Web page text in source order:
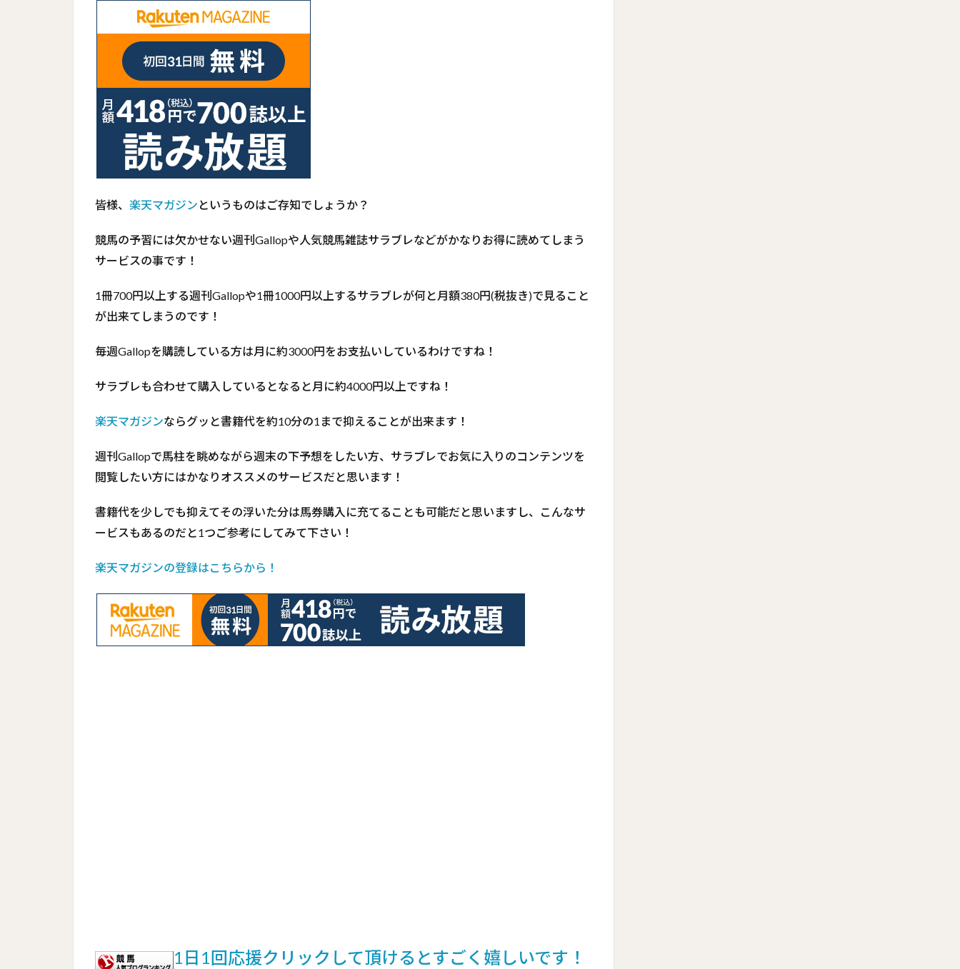
皆様、 楽天マガジン というものはご存知でしょうか？
競馬の予習には欠かせない週刊Gallopや人気競馬雑誌サラブレなどがかなりお得に読めてしまう
サービスの事です！
1冊700円以上する週刊Gallopや1冊1000円以上するサラブレが何と月額380円(税抜き)で見ること
が出来てしまうのです！
毎週Gallopを購読している方は月に約3000円をお支払いしているわけですね！
サラブレも合わせて購入しているとなると月に約4000円以上ですね！
楽天マガジンならグッと書籍代を約10分の1まで抑えることが出来ます！
週刊Gallopで馬柱を眺めながら週末の下予想をしたい方、サラブレでお気に入りのコンテンツを
閲覧したい方にはかなりオススメのサービスだと思います！
書籍代を少しでも抑えてその浮いた分は馬券購入に充てることも可能だと思いますし、こんなサ
ービスもあるのだと1つご参考にしてみて下さい！
楽天マガジンの登録はこちらから！
1日1回応援クリックして頂けるとすごく嬉しいです！